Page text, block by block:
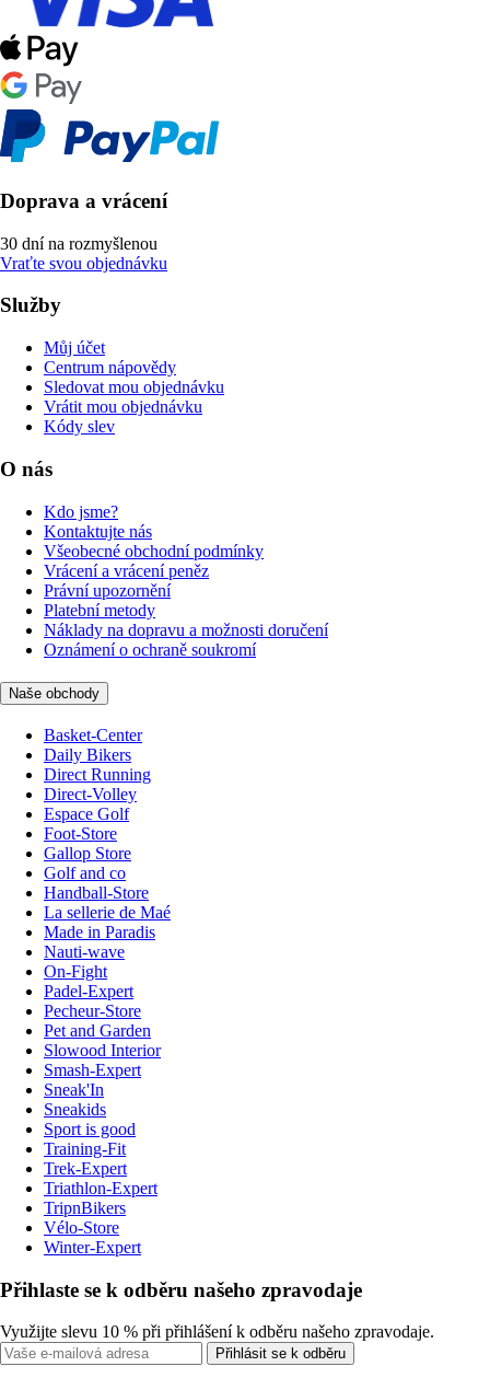
Doprava a vrácení
30 dní na rozmyšlenou
Vraťte svou objednávku
Služby
Můj účet
Centrum nápovědy
Sledovat mou objednávku
Vrátit mou objednávku
Kódy slev
O nás
Kdo jsme?
Kontaktujte nás
Všeobecné obchodní podmínky
Vrácení a vrácení peněz
Právní upozornění
Platební metody
Náklady na dopravu a možnosti doručení
Oznámení o ochraně soukromí
Naše obchody
Basket-Center
Daily Bikers
Direct Running
Direct-Volley
Espace Golf
Foot-Store
Gallop Store
Golf and co
Handball-Store
La sellerie de Maé
Made in Paradis
Nauti-wave
On-Fight
Padel-Expert
Pecheur-Store
Pet and Garden
Slowood Interior
Smash-Expert
Sneak'In
Sneakids
Sport is good
Training-Fit
Trek-Expert
Triathlon-Expert
TripnBikers
Vélo-Store
Winter-Expert
Přihlaste se k odběru našeho zpravodaje
Využijte slevu 10 % při přihlášení k odběru našeho zpravodaje.
Přihlásit se k odběru